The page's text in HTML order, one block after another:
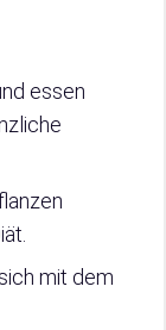
essen
mit dem